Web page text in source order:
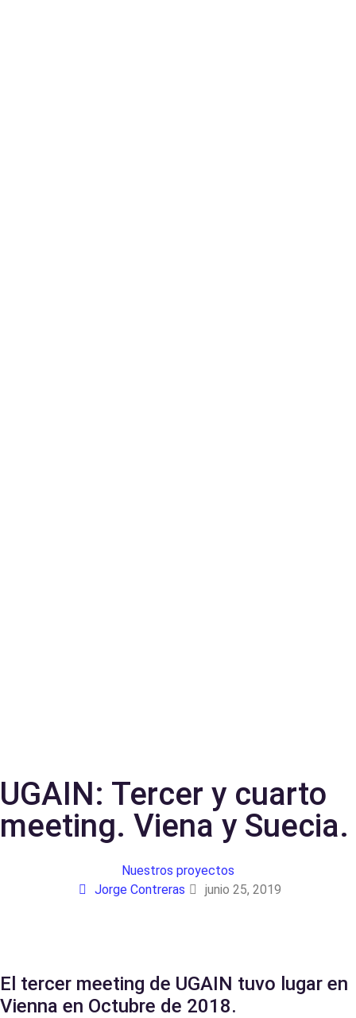
UGAIN: Tercer y cuarto
meeting. Viena y Suecia.
Nuestros proyectos
Jorge Contreras
junio 25, 2019
El tercer meeting de UGAIN tuvo lugar en
Vienna en Octubre de 2018.